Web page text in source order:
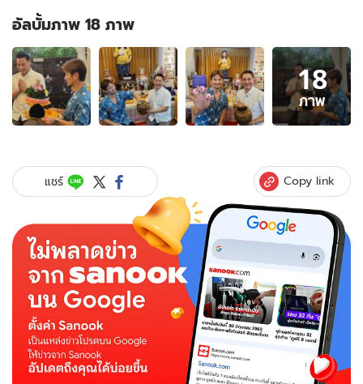
อัลบั้มภาพ 18 ภาพ
อัลบั้ม
ภาพ
18
ภาพ
ของ
ใจ
เต้น
ท้อง
พี่
นวล
ล้วง
เลข
เด็ด
งวด
18
ภาพ
แชร์ Copy link